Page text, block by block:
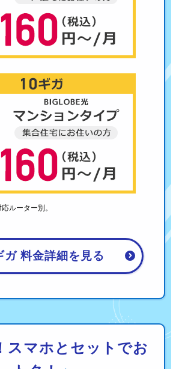
ルーター別。
ガ 料金詳細を見る
スマホとセットでお